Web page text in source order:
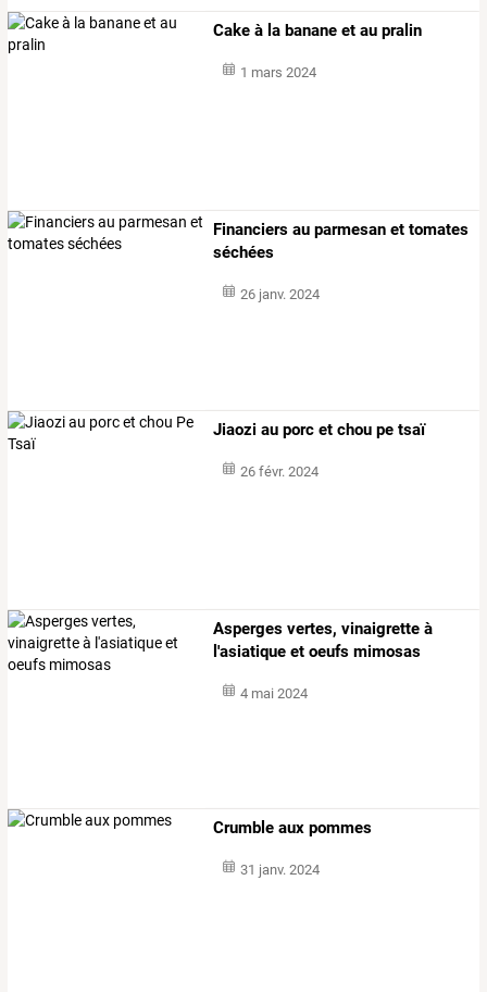
Cake à la banane et au pralin
1 mars 2024
Financiers au parmesan et tomates
séchées
26 janv. 2024
Jiaozi au porc et chou pe tsaï
26 févr. 2024
Asperges vertes, vinaigrette à
l'asiatique et oeufs mimosas
4 mai 2024
Crumble aux pommes
31 janv. 2024